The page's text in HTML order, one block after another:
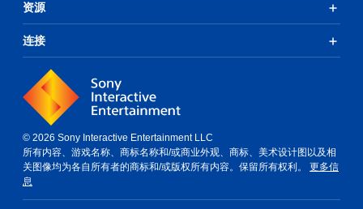
资源
连接
© 2026 Sony Interactive Entertainment LLC
所有内容、游戏名称、商标名称和/或商业外观、商标、美术设计图以及相
关图像均为各自所有者的商标和/或版权所有内容。保留所有权利。 更多信
息